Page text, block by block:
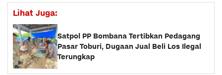
Lihat Juga:
Satpol PP Bombana Tertibkan Pedagang
Pasar Toburi, Dugaan Jual Beli Los Ilegal
Terungkap